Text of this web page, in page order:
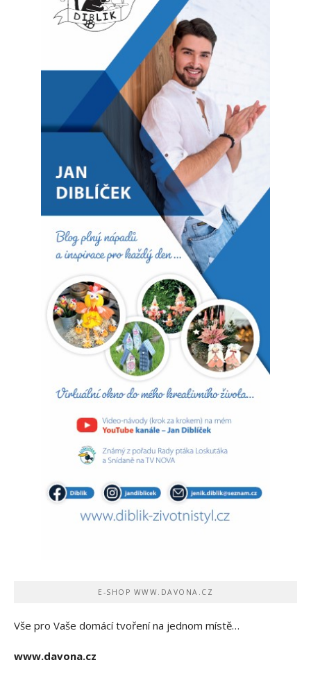
E-SHOP WWW.DAVONA.CZ
Vše pro Vaše domácí tvoření na jednom místě…
www.davona.cz